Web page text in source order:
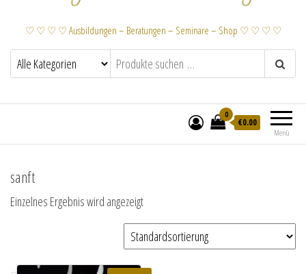
♡ ♡ ♡ ♡ Ausbildungen – Beratungen – Seminare – Shop ♡ ♡ ♡ ♡
Menü
0
€0.00
sanft
Einzelnes Ergebnis wird angezeigt